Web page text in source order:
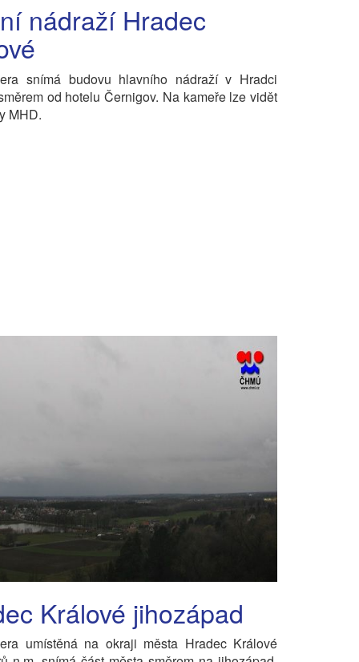
nádraží Hradec
snímá budovu hlavního nádraží v Hradci
od hotelu Černigov. Na kameře lze vidět
MHD.
Králové jihozápad
umístěná na okraji města Hradec Králové